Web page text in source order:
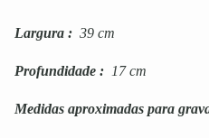
Largura : 39 cm
Profundidade : 17 cm
Medidas aproximadas para